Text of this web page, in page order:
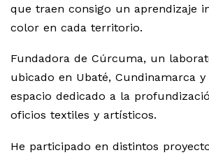
que traen consigo un aprendizaje
color en cada territorio.
Fundadora de Cúrcuma, un
ubicado en Ubaté, Cundinamarca y
espacio dedicado a la
oficios textiles y artísticos.
He participado en distintos